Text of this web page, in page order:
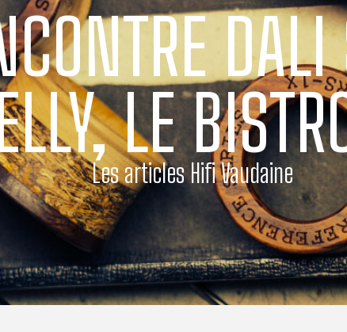
LE
Les articles Hifi Vaudaine